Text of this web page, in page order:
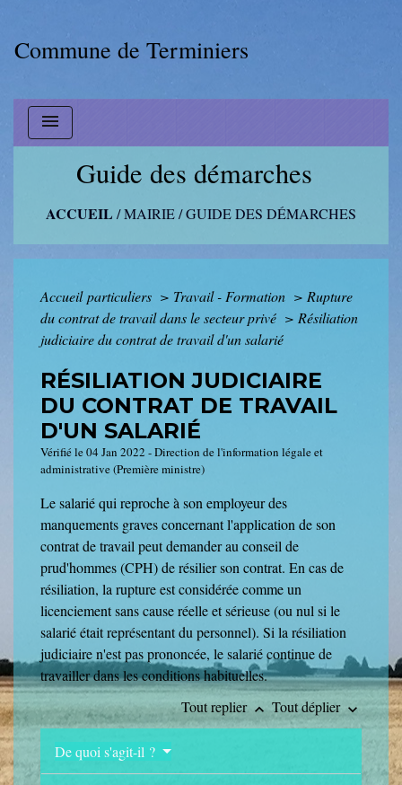
Commune de Terminiers
menu
Guide des démarches
ACCUEIL /MAIRIE/GUIDE DES DÉMARCHES
Accueil particuliers > Travail - Formation > Rupture
du contrat de travail dans le secteur privé > Résiliation
judiciaire du contrat de travail d'un salarié
RÉSILIATION JUDICIAIRE
DU CONTRAT DE TRAVAIL
D'UN SALARIÉ
Vérifié le 04 Jan 2022 - Direction de l'information légale et
administrative (Première ministre)
Le salarié qui reproche à son employeur des
manquements graves concernant l'application de son
contrat de travail peut demander au conseil de
prud'hommes (CPH) de résilier son contrat. En cas de
résiliation, la rupture est considérée comme un
licenciement sans cause réelle et sérieuse (ou nul si le
salarié était représentant du personnel). Si la résiliation
judiciaire n'est pas prononcée, le salarié continue de
travailler dans les conditions habituelles.
Tout replier keyboard_arrow_up Tout déplierkeyboard_arrow_down
De quoi s'agit-il ?